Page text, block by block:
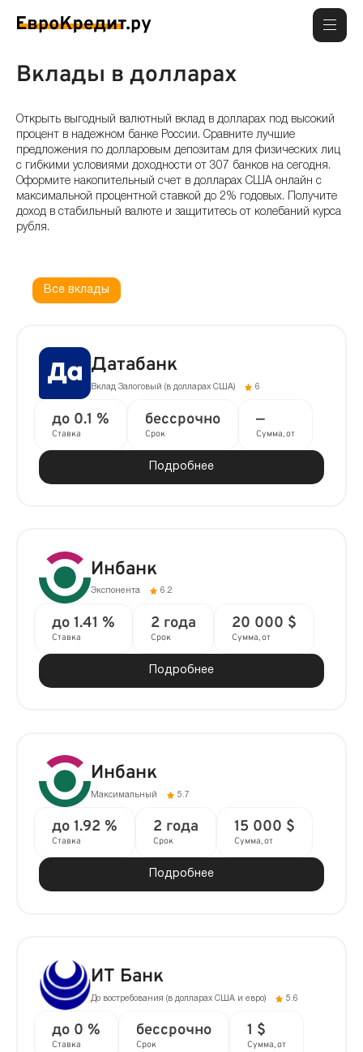
Вклады в долларах
Открыть выгодный валютный вклад в долларах под высокий
процент в надежном банке России. Сравните лучшие
предложения по долларовым депозитам для физических лиц
с гибкими условиями доходности от 307 банков на сегодня.
Оформите накопительный счет в долларах США онлайн с
максимальной процентной ставкой до 2% годовых. Получите
доход в стабильный валюте и защититесь от колебаний курса
рубля.
Все вклады
Датабанк
Вклад Залоговый (в долларах США) 6
до 0.1 %
Ставка
бессрочно
Срок
—
Сумма, от
Подробнее
Инбанк
Экспонента 6.2
до 1.41 %
Ставка
2 года
Срок
20 000 $
Сумма, от
Подробнее
Инбанк
Максимальный 5.7
до 1.92 %
Ставка
2 года
Срок
15 000 $
Сумма, от
Подробнее
ИТ Банк
До востребования (в долларах США и евро) 5.6
до 0 %
Ставка
бессрочно
Срок
1 $
Сумма, от